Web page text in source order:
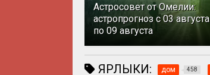
Астросовет от Омелии:
астропрогноз с 03 августа
по 09 августа
ЯРЛЫКИ: дом 458